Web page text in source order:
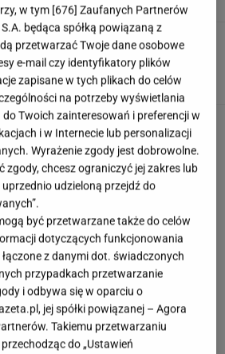
zdjęcie Johna Goodmana trafiło do
schudł 90 kg
w tym [676] Zaufanych Partnerów
będąca spółką powiązaną z
przetwarzać Twoje dane osobowe
e-mail czy identyfikatory plików
zapisane w tych plikach do celów
na potrzeby wyświetlania
Twoich zainteresowań i preferencji w
i w Internecie lub personalizacji
Wyrażenie zgody jest dobrowolne.
zgody, chcesz ograniczyć jej zakres lub
udzieloną przejdź do
być przetwarzane także do celów
dotyczących funkcjonowania
z danymi dot. świadczonych
przypadkach przetwarzanie
i odbywa się w oparciu o
jej spółki powiązanej – Agora
Takiemu przetwarzaniu
do „Ustawień